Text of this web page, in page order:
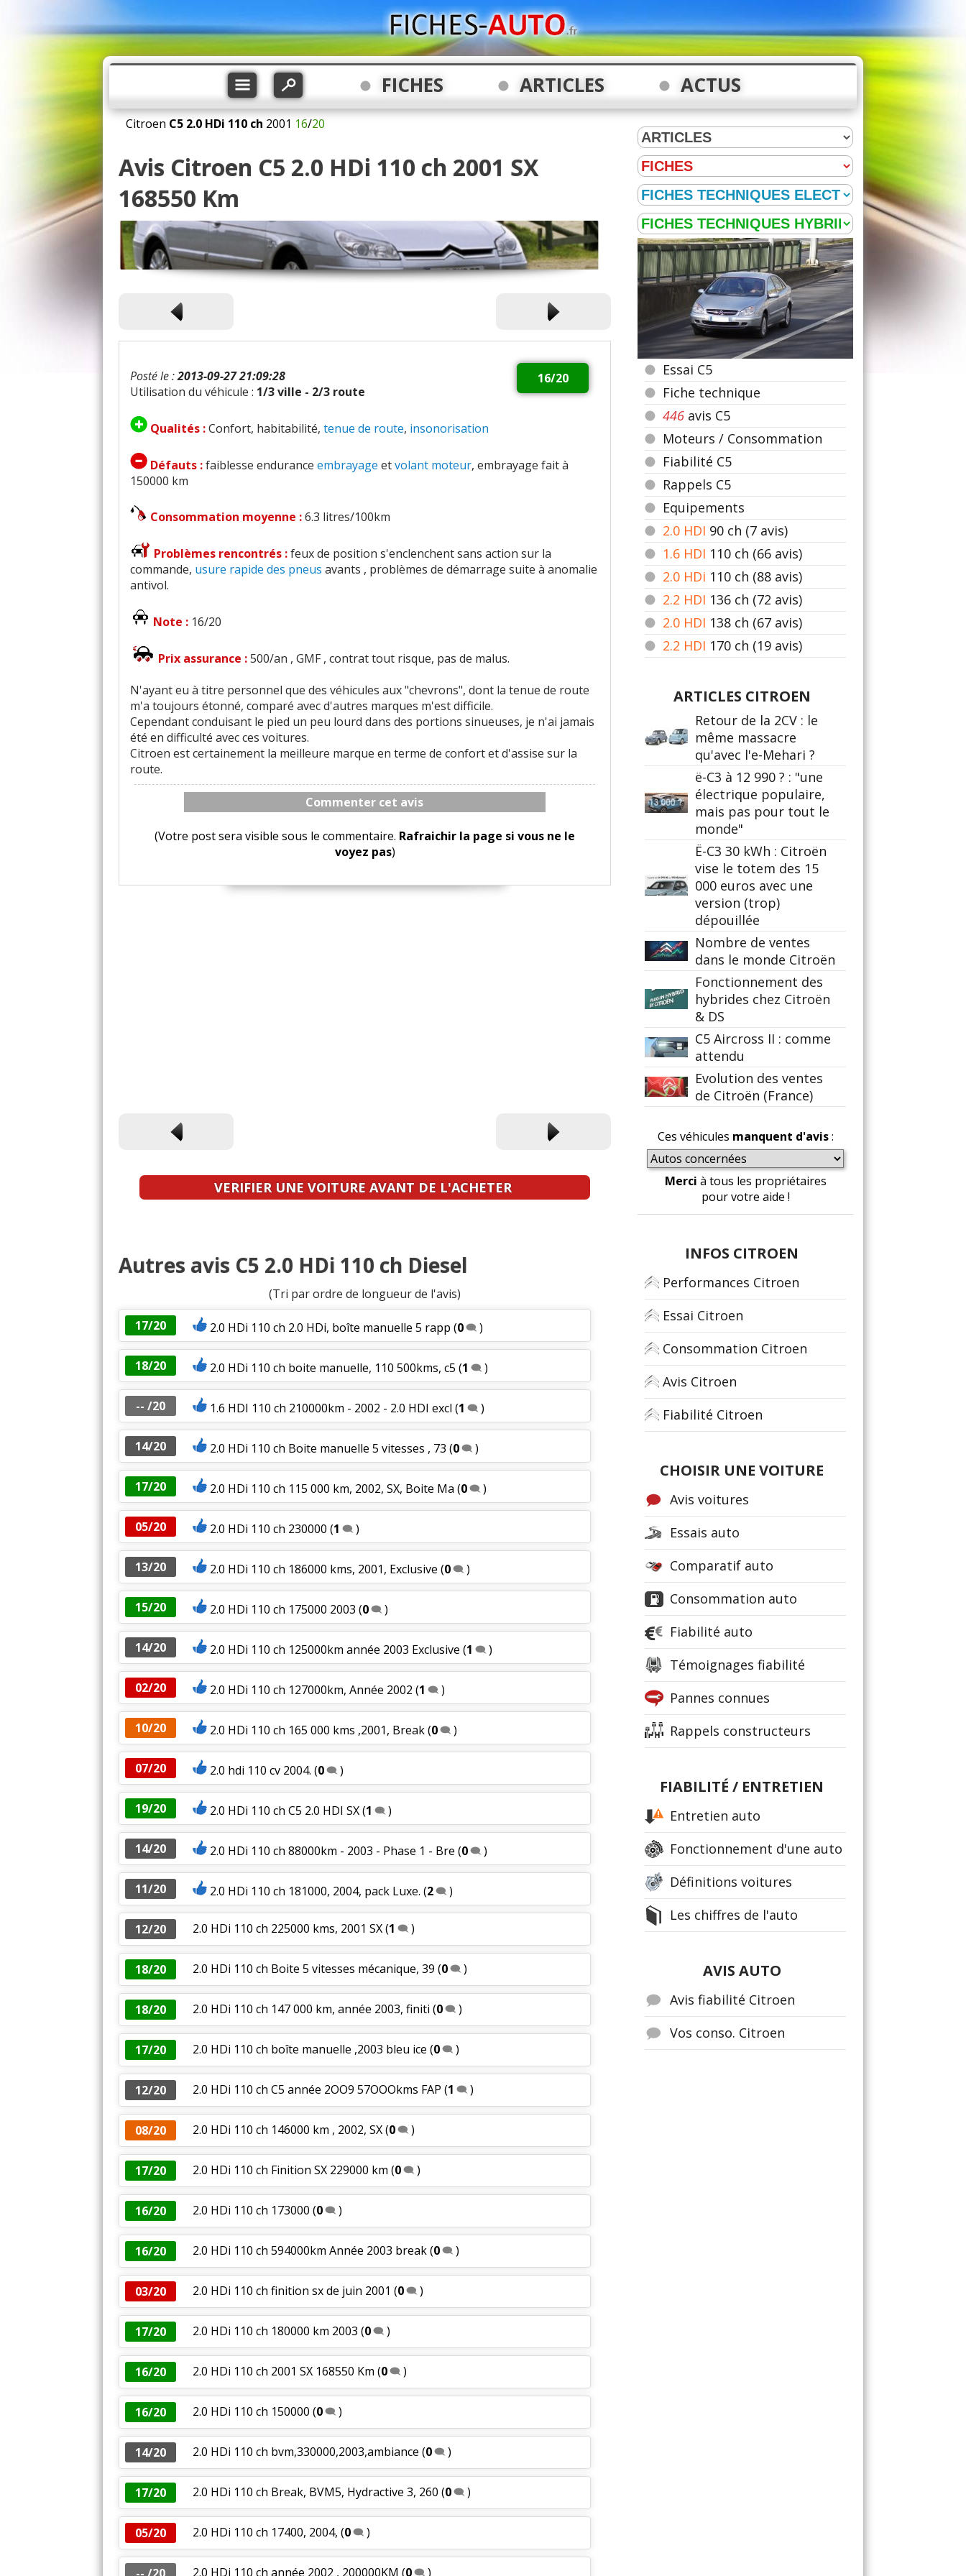
FICHES ARTICLES ACTUS
Citroen C5 2.0 HDi 110 ch 2001 16/20
Avis Citroen C5 2.0 HDi 110 ch 2001 SX
168550 Km
16/20
Posté le :2013-09-27 21:09:28
Utilisation du véhicule : 1/3 ville - 2/3 route
Qualités :Confort, habitabilité, tenue de route, insonorisation
Défauts :faiblesse endurance embrayage etvolant moteur, embrayage fait à
150000 km
Consommation moyenne :6.3 litres/100km
Problèmes rencontrés :feux de position s'enclenchent sans action sur la
commande, usure rapide des pneus avants , problèmes de démarrage suite à anomalie
antivol.
Note : 16/20
Prix assurance :500/an , GMF , contrat tout risque, pas de malus.
N'ayant eu à titre personnel que des véhicules aux "chevrons", dont la tenue de route
m'a toujours étonné, comparé avec d'autres marques m'est difficile.
Cependant conduisant le pied un peu lourd dans des portions sinueuses, je n'ai jamais
été en difficulté avec ces voitures.
Citroen est certainement la meilleure marque en terme de confort et d'assise sur la
route.
Commenter cet avis
(Votre post sera visible sous le commentaire. Rafraichir la page si vous ne le
voyez pas)
VERIFIER UNE VOITURE AVANT DE L'ACHETER
Autres avis C5 2.0 HDi 110 ch Diesel
(Tri par ordre de longueur de l'avis)
17/20
2.0 HDi 110 ch 2.0 HDi, boîte manuelle 5 rapp (0 )
18/20 2.0 HDi 110 ch boite manuelle, 110 500kms, c5 (1 )
-- /20 1.6 HDI 110 ch 210000km - 2002 - 2.0 HDI excl (1 )
14/20 2.0 HDi 110 ch Boite manuelle 5 vitesses , 73 (0 )
17/20 2.0 HDi 110 ch 115 000 km, 2002, SX, Boite Ma (0 )
05/20 2.0 HDi 110 ch 230000 (1 )
13/20 2.0 HDi 110 ch 186000 kms, 2001, Exclusive (0 )
15/20 2.0 HDi 110 ch 175000 2003 (0 )
14/20 2.0 HDi 110 ch 125000km année 2003 Exclusive (1 )
02/20 2.0 HDi 110 ch 127000km, Année 2002 (1 )
10/20 2.0 HDi 110 ch 165 000 kms ,2001, Break(0 )
07/20 2.0 hdi 110 cv 2004. (0 )
19/20 2.0 HDi 110 ch C5 2.0 HDI SX(1 )
14/20 2.0 HDi 110 ch 88000km - 2003 - Phase 1 - Bre (0 )
11/20 2.0 HDi 110 ch 181000, 2004, pack Luxe. (2 )
12/20 2.0 HDi 110 ch 225000 kms, 2001 SX(1 )
18/20 2.0 HDi 110 ch Boite 5 vitesses mécanique, 39 (0 )
18/20 2.0 HDi 110 ch 147 000 km, année 2003, finiti (0 )
17/20 2.0 HDi 110 ch boîte manuelle ,2003 bleu ice (0 )
12/20 2.0 HDi 110 ch C5 année 2OO9 57OOOkms FAP (1 )
08/20 2.0 HDi 110 ch 146000 km , 2002, SX(0 )
17/20 2.0 HDi 110 ch Finition SX 229000 km (0 )
16/20 2.0 HDi 110 ch 173000 (0 )
16/20 2.0 HDi 110 ch 594000km Année 2003 break(0 )
03/20 2.0 HDi 110 ch finition sx de juin 2001 (0 )
17/20 2.0 HDi 110 ch 180000 km 2003 (0 )
16/20 2.0 HDi 110 ch 2001 SX 168550 Km (0 )
16/20 2.0 HDi 110 ch 150000 (0 )
14/20 2.0 HDi 110 ch bvm,330000,2003,ambiance (0 )
17/20 2.0 HDi 110 ch Break, BVM5, Hydractive 3, 260 (0 )
05/20 2.0 HDi 110 ch 17400, 2004, (0 )
2.0 HDi 110 ch année 2002 , 200000KM (0 )
Essai C5
Fiche technique
446 avis C5
Moteurs / Consommation
Fiabilité C5
Rappels C5
Equipements
2.0 HDI 90 ch (7 avis)
1.6 HDI 110 ch (66 avis)
2.0 HDi 110 ch (88 avis)
2.2 HDI 136 ch (72 avis)
2.0 HDI 138 ch (67 avis)
2.2 HDI 170 ch (19 avis)
ARTICLES CITROEN
Retour de la 2CV : le
même massacre
qu'avec l'e-Mehari ?
ë-C3 à 12 990 ? : "une
électrique populaire,
mais pas pour tout le
monde"
Ë-C3 30 kWh : Citroën
vise le totem des 15
000 euros avec une
version (trop)
dépouillée
Nombre de ventes
dans le monde Citroën
Fonctionnement des
hybrides chez Citroën
& DS
C5 Aircross II : comme
attendu
Evolution des ventes
de Citroën (France)
Ces véhicules manquent d'avis:
Merci à tous les propriétaires
pour votre aide !
INFOS CITROEN
Performances Citroen
Essai Citroen
Consommation Citroen
Avis Citroen
Fiabilité Citroen
CHOISIR UNE VOITURE
Avis voitures
Essais auto
Comparatif auto
Consommation auto
Fiabilité auto
Témoignages fiabilité
Pannes connues
Rappels constructeurs
FIABILITÉ / ENTRETIEN
Entretien auto
Fonctionnement d'une auto
Définitions voitures
Les chiffres de l'auto
AVIS AUTO
Avis fiabilité Citroen
Vos conso. Citroen